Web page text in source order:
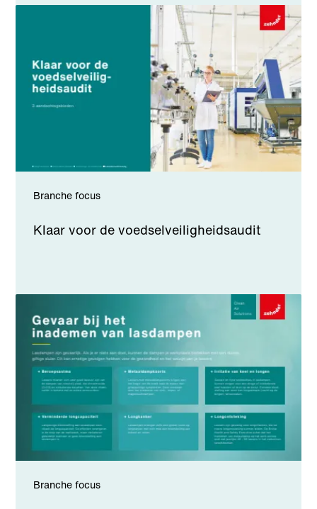
Branche focus
Klaar voor de voedselveiligheidsaudit
Branche focus